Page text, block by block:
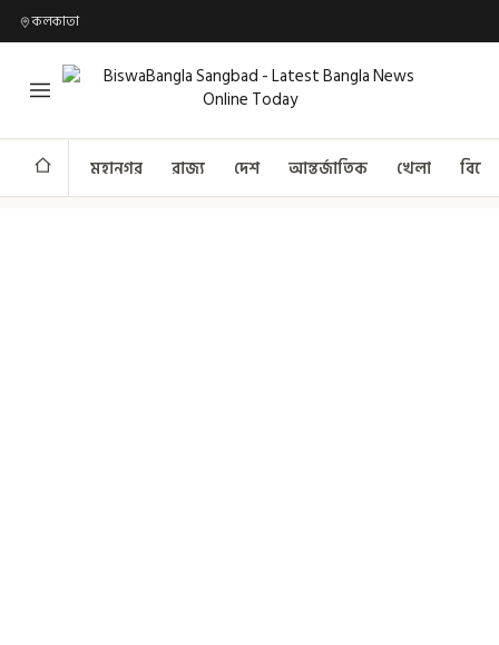
কলকাতা
মহানগর রাজ্য দেশ আন্তর্জাতিক খেলা